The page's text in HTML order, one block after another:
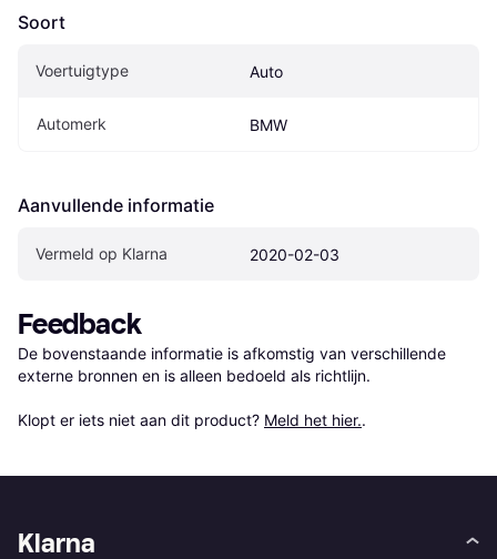
Soort
Voertuigtype Auto
Automerk BMW
Aanvullende informatie
Vermeld op Klarna 2020-02-03
Feedback
De bovenstaande informatie is afkomstig van verschillende
externe bronnen en is alleen bedoeld als richtlijn.
Klopt er iets niet aan dit product? Meld het hier..
Klarna